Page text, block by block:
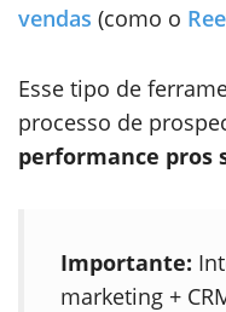
vendas (como o
Esse tipo de
processo de
performance pros
Importante:
marketing +